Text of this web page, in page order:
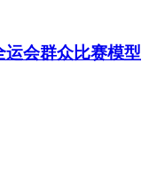
运会群众比赛模型